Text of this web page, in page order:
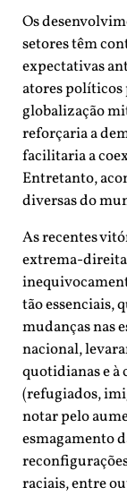
Os
setores têm
expectativas
atores políticos
globalização
reforçaria a
facilitaria a
Entretanto,
diversas do
As recentes
extrema-
tão essenciais,
mudanças nas
nacional,
quotidianas e
(refugiados,
notar pelo
esmagamento
raciais, entre